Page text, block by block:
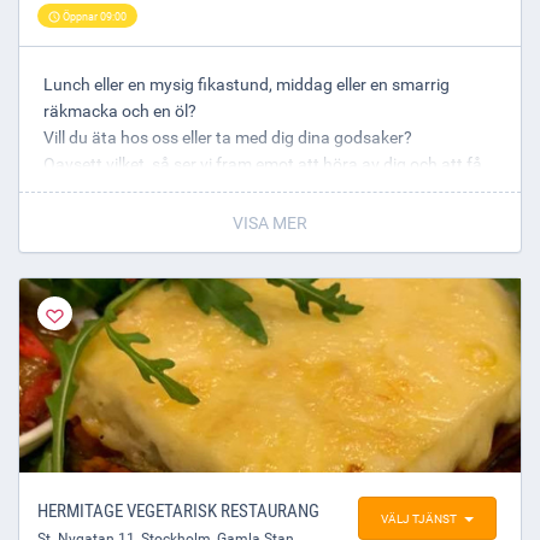
Öppnar 09:00
Lunch eller en mysig fikastund, middag eller en smarrig
räkmacka och en öl?
Vill du äta hos oss eller ta med dig dina godsaker?
Oavsett vilket, så ser vi fram emot att höra av dig och att få
välkomna dig som gäst!
VISA MER
VÄLJ TJÄNST
HERMITAGE VEGETARISK RESTAURANG